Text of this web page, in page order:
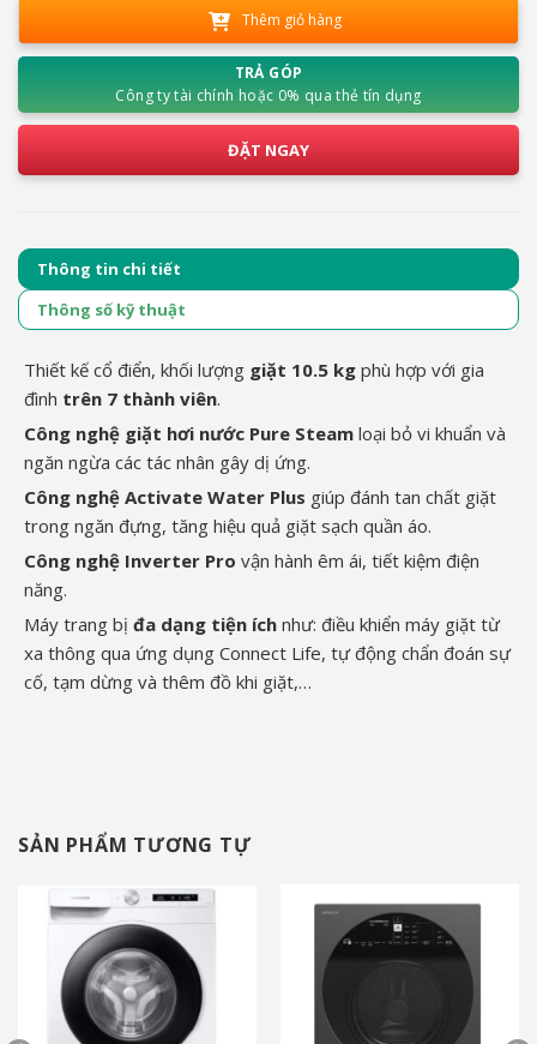
16.590.000₫. là:
14.590.000₫.
Thêm giỏ hàng
TRẢ GÓP
Công ty tài chính hoặc 0% qua thẻ tín dụng
ĐẶT NGAY
Thông tin chi tiết
Thông số kỹ thuật
Thiết kế cổ điển, khối lượng giặt 10.5 kg phù hợp với gia
đình trên 7 thành viên.
Công nghệ giặt hơi nước Pure Steam loại bỏ vi khuẩn và
ngăn ngừa các tác nhân gây dị ứng.
Công nghệ Activate Water Plus giúp đánh tan chất giặt
trong ngăn đựng, tăng hiệu quả giặt sạch quần áo.
Công nghệ Inverter Pro vận hành êm ái, tiết kiệm điện
năng.
Máy trang bị đa dạng tiện ích như: điều khiển máy giặt từ
xa thông qua ứng dụng Connect Life, tự động chẩn đoán sự
cố, tạm dừng và thêm đồ khi giặt,…
SẢN PHẨM TƯƠNG TỰ